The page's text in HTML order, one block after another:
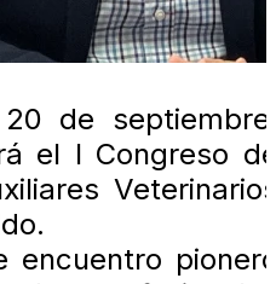
de
el I Congreso
encuentro